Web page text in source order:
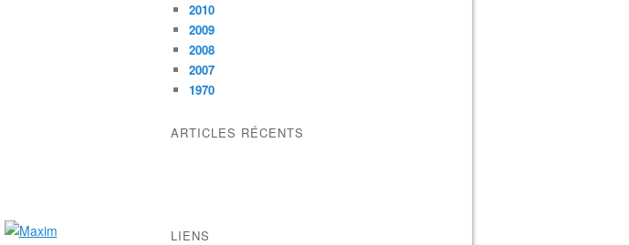
2010
2009
2008
2007
1970
ARTICLES RÉCENTS
LIENS